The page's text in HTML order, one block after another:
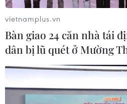
Xem
vietnamplus.vn
Bàn giao 24 căn nhà tái
dân bị lũ quét ở Mường